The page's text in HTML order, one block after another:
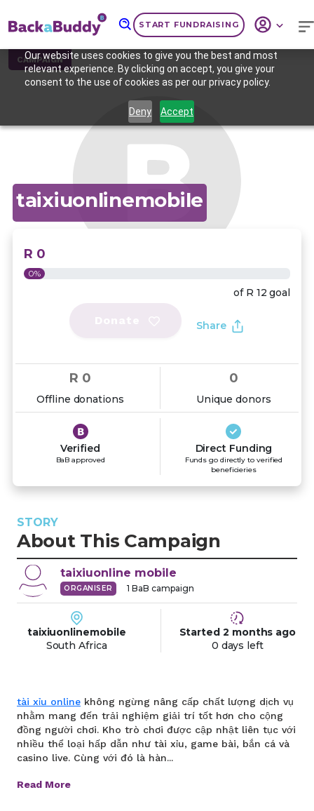
Our website uses cookies to give you the best and most
relevant experience. By clicking on accept, you give your
consent to the use of cookies as per our privacy policy.
Deny Accept
START FUNDRAISING
CAMPAIGN
taixiuonlinemobile
R 0
0%
of R 12 goal
Share
R 0
Offline donations
0
Unique donors
Verified
BaB approved
Direct Funding
Funds go directly to verified
beneficieries
STORY
About This Campaign
taixiuonline mobile
ORGANISER 1 BaB campaign
taixiuonlinemobile
South Africa
Started 2 months ago
0 days left
tài xỉu online không ngừng nâng cấp chất lượng dịch vụ
nhằm mang đến trải nghiệm giải trí tốt hơn cho cộng
đồng người chơi. Kho trò chơi được cập nhật liên tục với
nhiều thể loại hấp dẫn như tài xỉu, game bài, bắn cá và
casino live. Cùng với đó là hàn...
Read More